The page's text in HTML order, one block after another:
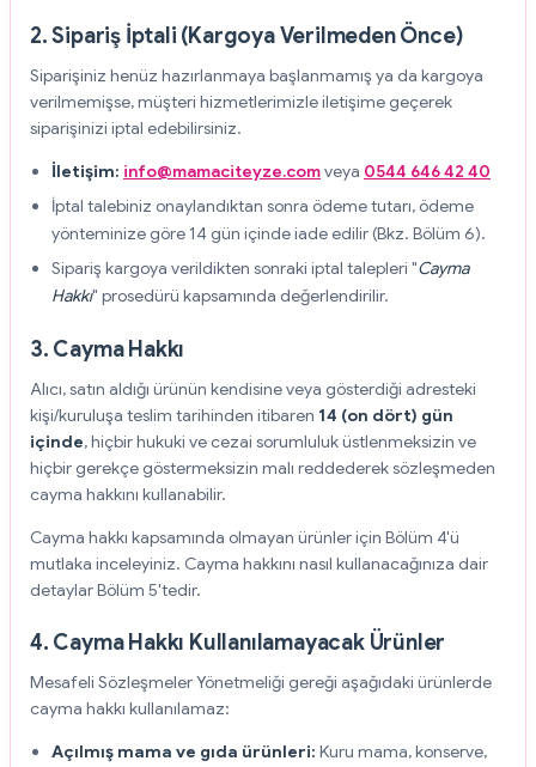
2. Sipariş İptali (Kargoya Verilmeden Önce)
Siparişiniz henüz hazırlanmaya başlanmamış ya da kargoya
verilmemişse, müşteri hizmetlerimizle iletişime geçerek
siparişinizi iptal edebilirsiniz.
İletişim: info@mamaciteyze.comveya 0544 646 42 40
İptal talebiniz onaylandıktan sonra ödeme tutarı, ödeme
yönteminize göre 14 gün içinde iade edilir (Bkz. Bölüm 6).
Sipariş kargoya verildikten sonraki iptal talepleri "Cayma
Hakkı" prosedürü kapsamında değerlendirilir.
3. Cayma Hakkı
Alıcı, satın aldığı ürünün kendisine veya gösterdiği adresteki
kişi/kuruluşa teslim tarihinden itibaren 14 (on dört) gün
içinde, hiçbir hukuki ve cezai sorumluluk üstlenmeksizin ve
hiçbir gerekçe göstermeksizin malı reddederek sözleşmeden
cayma hakkını kullanabilir.
Cayma hakkı kapsamında olmayan ürünler için Bölüm 4'ü
mutlaka inceleyiniz. Cayma hakkını nasıl kullanacağınıza dair
detaylar Bölüm 5'tedir.
4. Cayma Hakkı Kullanılamayacak Ürünler
Mesafeli Sözleşmeler Yönetmeliği gereği aşağıdaki ürünlerde
cayma hakkı kullanılamaz:
Açılmış mama ve gıda ürünleri: Kuru mama, konserve,